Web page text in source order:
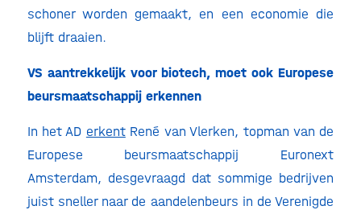
schoner worden gemaakt, en een economie die
blijft draaien.
VS aantrekkelijk voor biotech, moet ook Europese
beursmaatschappij erkennen
In het AD erkentRené van Vlerken, topman van de
Europese beursmaatschappij Euronext
Amsterdam, desgevraagd dat sommige bedrijven
juist sneller naar de aandelenbeurs in de Verenigde